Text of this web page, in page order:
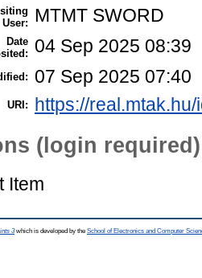
User:
MTMT SWORD
Date 04 Sep 2025 08:39
07 Sep 2025 07:40
URI: https://
(login required)
Item
3which is developed by the School of Electronics and Computer